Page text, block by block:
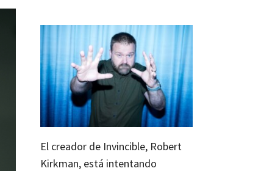
El creador de Invincible, Robert
Kirkman, está intentando